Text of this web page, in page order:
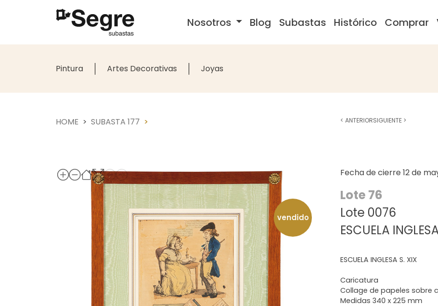
Nosotros Blog Subastas Histórico Comprar
Pintura Artes Decorativas Joyas
HOME SUBASTA 177
Fecha de cierre 12 de
Lote 76
Lote 0076
ESCUELA
vendido
ESCUELA INGLESA S. XIX
Caricatura
Collage de papeles sobre
Medidas 340 x 225 mm
< ANTERIORSIGUIENTE >